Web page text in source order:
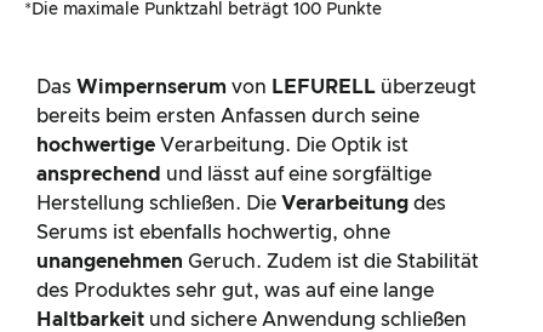
*Die maximale Punktzahl beträgt 100 Punkte
Das Wimpernserum von LEFURELL überzeugt
bereits beim ersten Anfassen durch seine
hochwertige Verarbeitung. Die Optik ist
ansprechend und lässt auf eine sorgfältige
Herstellung schließen. Die Verarbeitung des
Serums ist ebenfalls hochwertig, ohne
unangenehmen Geruch. Zudem ist die Stabilität
des Produktes sehr gut, was auf eine lange
Haltbarkeit und sichere Anwendung schließen